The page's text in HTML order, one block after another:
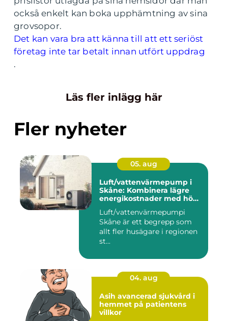
också enkelt kan boka upphämtning av sina
grovsopor.
Det kan vara bra att känna till att ett seriöst
företag inte tar betalt innan utfört uppdrag
.
Läs fler inlägg här
Fler nyheter
05. aug
Luft/vattenvärmepump i
Skåne: Kombinera lägre
energikostnader med hög
komfort
Luft/vattenvärmepumpi
Skåne är ett begrepp som
allt fler husägare i regionen
st...
04. aug
Asih avancerad sjukvård i
hemmet på patientens
villkor